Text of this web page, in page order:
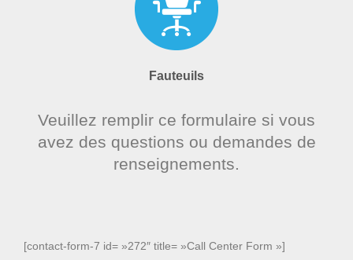
Fauteuils
Veuillez remplir ce formulaire si vous
avez des questions ou demandes de
renseignements.
[contact-form-7 id= »272″ title= »Call Center Form »]